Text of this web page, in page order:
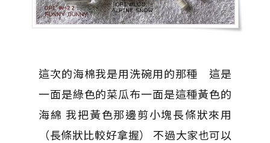
這次的海棉我是用洗碗用的那種 這是
一面是綠色的菜瓜布一面是這種黃色的
海綿 我把黃色那邊剪小塊長條狀來用
（長條狀比較好拿握） 不過大家也可以